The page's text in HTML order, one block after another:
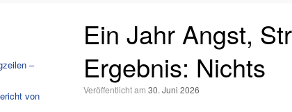
Ein Jahr Angst,
Ergebnis: Nichts
Veröffentlicht am30. Juni 2026
–
von